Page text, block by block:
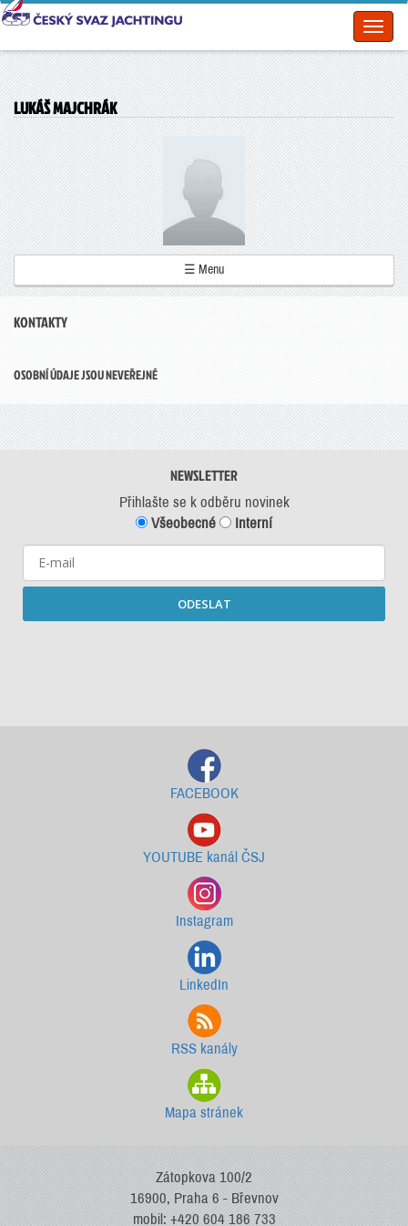
LUKÁŠ MAJCHRÁK
☰ Menu
KONTAKTY
OSOBNÍ ÚDAJE JSOU NEVEŘEJNÉ
NEWSLETTER
Přihlašte se k odběru novinek
Všeobecné
Interní
ODESLAT
FACEBOOK
YOUTUBE kanál ČSJ
Instagram
LinkedIn
RSS kanály
Mapa stránek
Zátopkova 100/2
16900, Praha 6 - Břevnov
mobil: +420 604 186 733